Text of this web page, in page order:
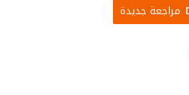
مراجعة جديدة